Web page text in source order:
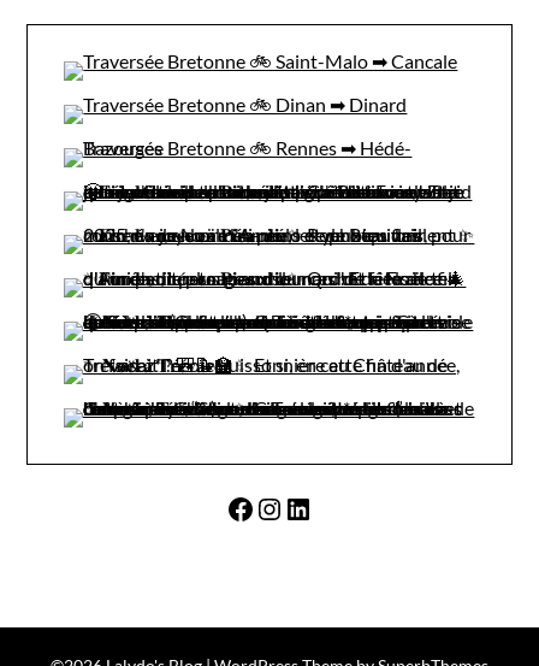
Facebook
Instagram
LinkedIn